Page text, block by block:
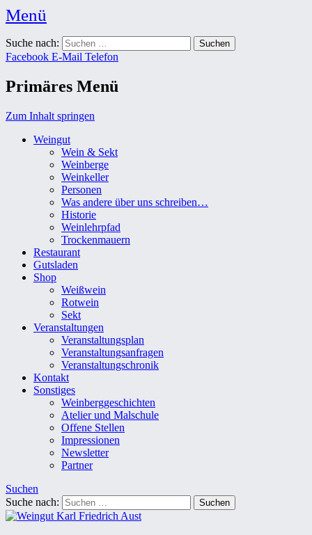
Menü
Weingut Karl Friedrich Aust
Das Weingut im Herzen der Radebeuler Oberlößnitz
Suche nach:
Facebook E-Mail Telefon
Primäres Menü
Zum Inhalt springen
Weingut
Wein & Sekt
Weinberge
Weinkeller
Personen
Was andere über uns schreiben…
Historie
Weinlehrpfad
Trockenmauern
Restaurant
Gutsladen
Shop
Weißwein
Rotwein
Sekt
Veranstaltungen
Veranstaltungsplan
Veranstaltungsanfragen
Veranstaltungschronik
Kontakt
Sonstiges
Weinberggeschichten
Atelier und Malschule
Offene Stellen
Impressionen
Newsletter
Partner
Suchen
Suche nach: